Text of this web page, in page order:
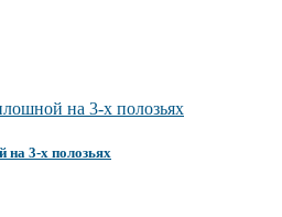
на 3-х полозьях